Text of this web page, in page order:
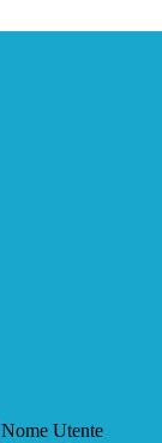
Nome Utente